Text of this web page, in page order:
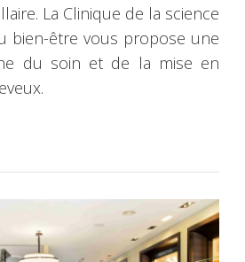
La Clinique de la science
bien-être vous propose une
du soin et de la mise en